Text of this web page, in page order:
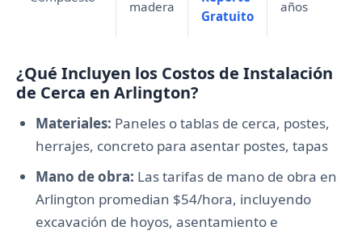
madera
Gratuito
años
¿Qué Incluyen los Costos de Instalación
de Cerca en Arlington?
Materiales: Paneles o tablas de cerca, postes,
herrajes, concreto para asentar postes, tapas
Mano de obra: Las tarifas de mano de obra en
Arlington promedian $54/hora, incluyendo
excavación de hoyos, asentamiento e